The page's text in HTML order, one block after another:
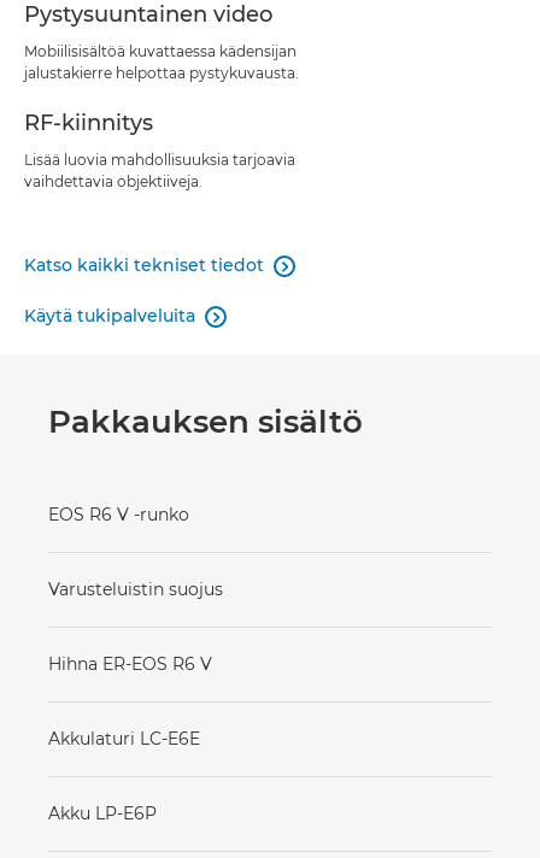
Pystysuuntainen video
Mobiilisisältöä kuvattaessa kädensijan
jalustakierre helpottaa pystykuvausta.
RF-kiinnitys
Lisää luovia mahdollisuuksia tarjoavia
vaihdettavia objektiiveja.
Katso kaikki tekniset tiedot 
Käytä tukipalveluita 
Pakkauksen sisältö
EOS R6 V -runko
Varusteluistin suojus
Hihna ER-EOS R6 V
Akkulaturi LC-E6E
Akku LP-E6P